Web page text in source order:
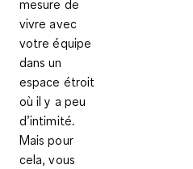
mesure de
vivre avec
votre équipe
dans un
espace étroit
où il y a peu
d’intimité.
Mais pour
cela, vous